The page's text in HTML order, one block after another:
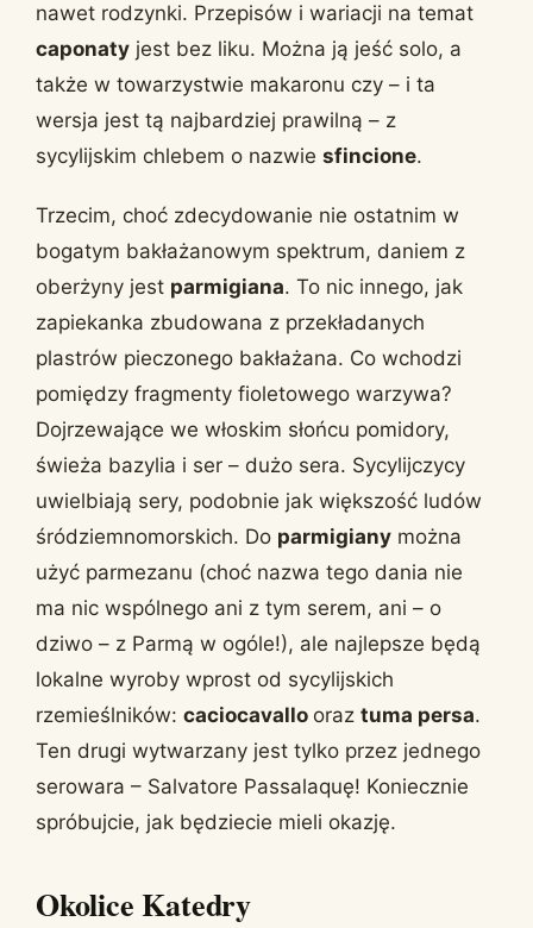
nawet rodzynki. Przepisów i wariacji na temat
caponaty jest bez liku. Można ją jeść solo, a
także w towarzystwie makaronu czy – i ta
wersja jest tą najbardziej prawilną – z
sycylijskim chlebem o nazwie sfincione.
Trzecim, choć zdecydowanie nie ostatnim w
bogatym bakłażanowym spektrum, daniem z
oberżyny jest parmigiana. To nic innego, jak
zapiekanka zbudowana z przekładanych
plastrów pieczonego bakłażana. Co wchodzi
pomiędzy fragmenty fioletowego warzywa?
Dojrzewające we włoskim słońcu pomidory,
świeża bazylia i ser – dużo sera. Sycylijczycy
uwielbiają sery, podobnie jak większość ludów
śródziemnomorskich. Do parmigiany można
użyć parmezanu (choć nazwa tego dania nie
ma nic wspólnego ani z tym serem, ani – o
dziwo – z Parmą w ogóle!), ale najlepsze będą
lokalne wyroby wprost od sycylijskich
rzemieślników: caciocavallo oraz tuma persa.
Ten drugi wytwarzany jest tylko przez jednego
serowara – Salvatore Passalaquę! Koniecznie
spróbujcie, jak będziecie mieli okazję.
Okolice Katedry